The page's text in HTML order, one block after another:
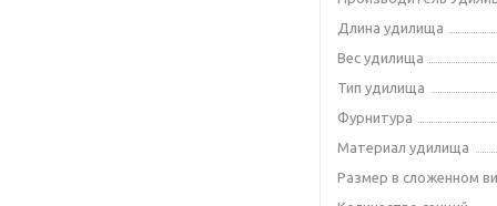
Длина удилища
Вес удилища
Тип удилища
Фурнитура
Материал удилища
Размер в сложенном